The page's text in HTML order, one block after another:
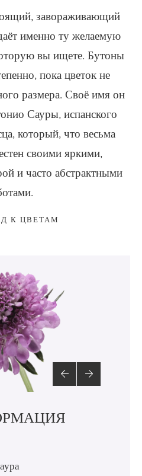
завораживающий
именно ту желаемую
вы ищете. Бутоны
пока цветок не
размера. Своё имя он
Сауры, испанского
который, что весьма
своими яркими,
и часто абстрактными
К ЦВЕТАМ